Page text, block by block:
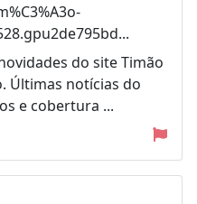
do site Timão
Últimas notícias do
e cobertura ...